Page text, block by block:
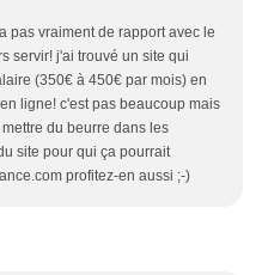
pas vraiment de rapport avec le
servir! j'ai trouvé un site qui
(350€ à 450€ par mois) en
ligne! c'est pas beaucoup mais
du beurre dans les
site pour qui ça pourrait
profitez-en aussi ;-)